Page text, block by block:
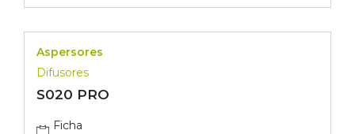
Aspersores
Difusores
S020 PRO
Ficha